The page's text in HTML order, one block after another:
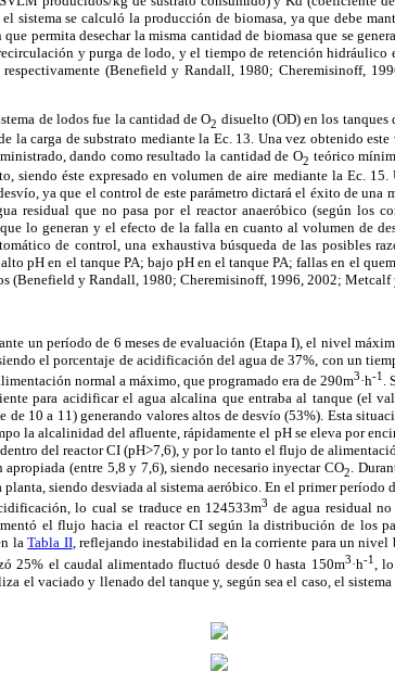
el sistema se calculó la producción de biomasa, ya que debe
permita desechar la misma cantidad de biomasa que se
y purga de lodo, y el tiempo de retención hidráulico
(Benefield y Randall, 1980; Cheremisinoff,
de lodos fue la cantidad de O2 disuelto (OD) en los
la carga de substrato mediante la Ec. 13. Una vez obtenido
dando como resultado la cantidad de O2 teórico
siendo éste expresado en volumen de aire mediante la Ec.
ya que el control de este parámetro dictará el éxito de una
residual que no pasa por el reactor anaeróbico (según los
lo generan y el efecto de la falla en cuanto al volumen de
de control, una exhaustiva búsqueda de las posibles
pH en el tanque PA; bajo pH en el tanque PA; fallas en el
(Benefield y Randall, 1980; Cheremisinoff, 1996, 2002;
un período de 6 meses de evaluación (Etapa I), el nivel
el porcentaje de acidificación del agua de 37%, con un
normal a máximo, que programado era de 290m3·h-1 .
para acidificar el agua alcalina que entraba al tanque (el
de 10 a 11) generando valores altos de desvío (53%). Esta
la alcalinidad del afluente, rápidamente el pH se eleva por
del reactor CI (pH>7,6), y por lo tanto el flujo de
(entre 5,8 y 7,6), siendo necesario inyectar CO2.
siendo desviada al sistema aeróbico. En el primer período
lo cual se traduce en 124533m3 de agua residual
el flujo hacia el reactor CI según la distribución de los
laTabla II, reflejando inestabilidad en la corriente para un nivel
25% el caudal alimentado fluctuó desde 0 hasta 150m3·h-1
,
el vaciado y llenado del tanque y, según sea el caso, el